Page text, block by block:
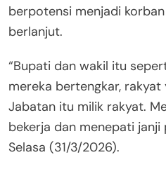
berpotensi menjadi
berlanjut.
“Bupati dan wakil itu
mereka bertengkar, rakyat
Jabatan itu milik rakyat.
bekerja dan menepati janji
Selasa (31/3/2026).